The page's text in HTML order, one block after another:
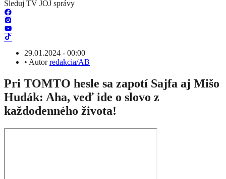
Sleduj TV JOJ správy
29.01.2024 - 00:00
• Autorredakcia/AB
Pri TOMTO hesle sa zapotí Sajfa aj Mišo
Hudák: Aha, veď ide o slovo z
každodenného života!